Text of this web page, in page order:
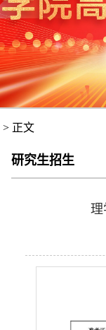
> 正文
研究生招生
理